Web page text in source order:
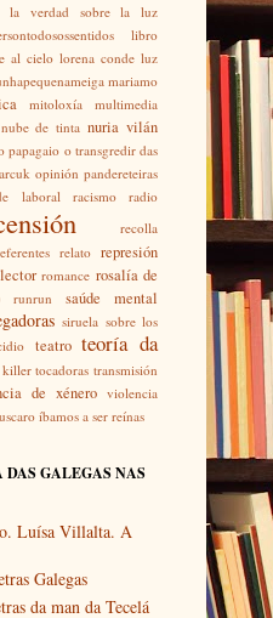
la verdad sobre la luz
libro
al cielo lorena conde luz
mariamo
mitoloxía multimedia
nube de tinta nuria vilán
papagaio o transgredir das
opinión pandereteiras
laboral racismo radio
recolla
relato represión
romance rosalía de
runrun saúde mental
siruela sobre los
teatro teoría da
killer tocadoras transmisión
de xénero violencia
íbamos a ser reínas
GALEGAS NAS
Luísa Villalta. A
Galegas
da man da Tecelá